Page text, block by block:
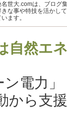
名世大.comは、ブログ
きな事や特技を活かし
ます。
自然エ
電力
から支